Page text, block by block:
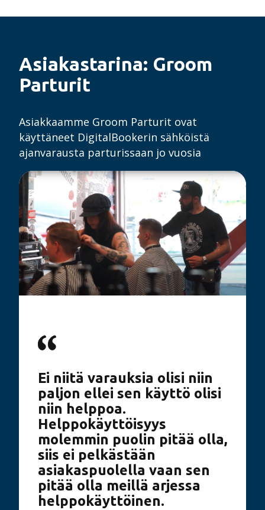
Asiakastarina: Groom
Parturit
Asiakkaamme Groom Parturit ovat
käyttäneet DigitalBookerin sähköistä
ajanvarausta parturissaan jo vuosia
Ei niitä varauksia olisi niin
paljon ellei sen käyttö olisi
niin helppoa.
Helppokäyttöisyys
molemmin puolin pitää olla,
siis ei pelkästään
asiakaspuolella vaan sen
pitää olla meillä arjessa
helppokäyttöinen.